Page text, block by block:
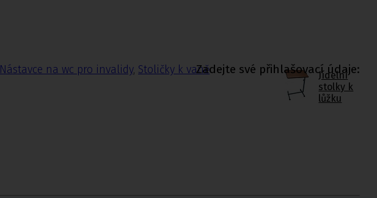
Nástavce na wc pro invalidy, Stoličky k vaně
Jídelní
stolky k
lůžku
Zadejte své přihlašovací údaje: